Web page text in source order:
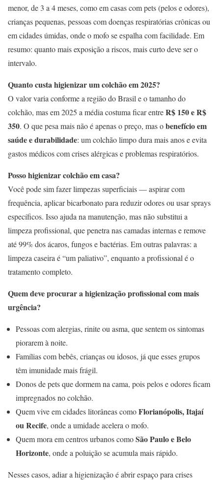
menor, de 3 a 4 meses, como em casas com pets (pelos e odores),
crianças pequenas, pessoas com doenças respiratórias crônicas ou
em cidades úmidas, onde o mofo se espalha com facilidade. Em
resumo: quanto mais exposição a riscos, mais curto deve ser o
intervalo.
Quanto custa higienizar um colchão em 2025?
O valor varia conforme a região do Brasil e o tamanho do
colchão, mas em 2025 a média costuma ficar entreR$ 150 e R$
350. O que pesa mais não é apenas o preço, mas obenefício em
saúde e durabilidade: um colchão limpo dura mais anos e evita
gastos médicos com crises alérgicas e problemas respiratórios.
Posso higienizar colchão em casa?
Você pode sim fazer limpezas superficiais — aspirar com
frequência, aplicar bicarbonato para reduzir odores ou usar sprays
específicos. Isso ajuda na manutenção, mas não substitui a
limpeza profissional, que penetra nas camadas internas e remove
até 99% dos ácaros, fungos e bactérias. Em outras palavras: a
limpeza caseira é “um paliativo”, enquanto a profissional é o
tratamento completo.
Quem deve procurar a higienização profissional com mais
urgência?
Pessoas com alergias, rinite ou asma, que sentem os sintomas
piorarem à noite.
Famílias com bebês, crianças ou idosos, já que esses grupos
têm imunidade mais frágil.
Donos de pets que dormem na cama, pois pelos e odores ficam
impregnados no colchão.
Quem vive em cidades litorâneas comoFlorianópolis, Itajaí
ou Recife, onde a umidade acelera o mofo.
Quem mora em centros urbanos comoSão Paulo e Belo
Horizonte, onde a poluição se acumula mais rápido.
Nesses casos, adiar a higienização é abrir espaço para crises